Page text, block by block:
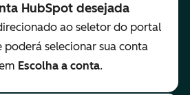
HubSpot desejada
ao seletor do portal
poderá selecionar sua conta
Escolha a conta.